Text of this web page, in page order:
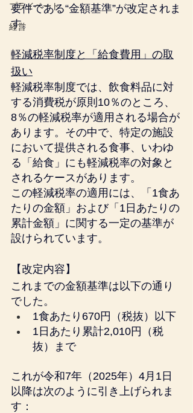
プライベート
経営
要件である“金額基準”が改定されま
す。
軽減税率制度と「給食費用」の取
扱い
軽減税率制度では、飲食料品に対
する消費税が原則10％のところ、
8％の軽減税率が適用される場合が
あります。その中で、特定の施設
において提供される食事、いわゆ
る「給食」にも軽減税率の対象と
されるケースがあります。
この軽減税率の適用には、「1食あ
たりの金額」および「1日あたりの
累計金額」に関する一定の基準が
設けられています。
【改定内容】
これまでの金額基準は以下の通り
でした。
1食あたり670円（税抜）以下
1日あたり累計2,010円（税
抜）まで
これが令和7年（2025年）4月1日
以降は次のように引き上げられま
す：